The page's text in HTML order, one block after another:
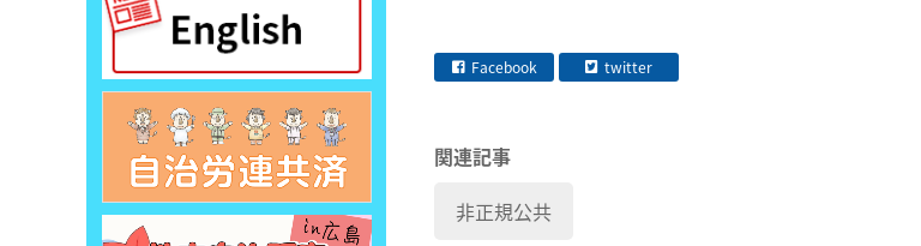
Facebook twitter
関連記事
非正規公共